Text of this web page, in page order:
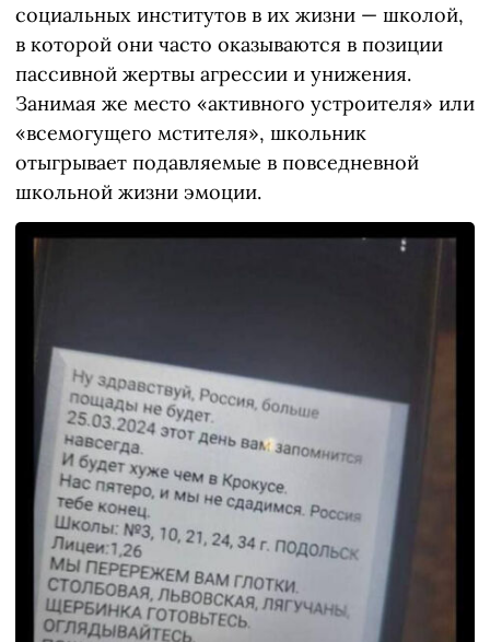
социальных институтов в их жизни — школой,
в которой они часто оказываются в позиции
пассивной жертвы агрессии и унижения.
Занимая же место «активного устроителя» или
«всемогущего мстителя», школьник
отыгрывает подавляемые в повседневной
школьной жизни эмоции.